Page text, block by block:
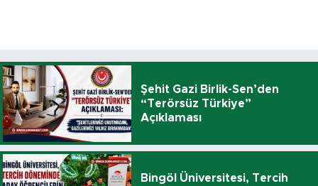
Şehit Gazi Birlik-Sen’den
“Terörsüz Türkiye”
Açıklaması
Bingöl Üniversitesi, Tercih